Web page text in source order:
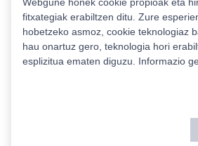
fitxategiak erabiltzen ditu. Zure
hobetzeko asmoz, cookie teknologiaz
hau onartuz gero, teknologia hori
esplizitua ematen diguzu. Informazio